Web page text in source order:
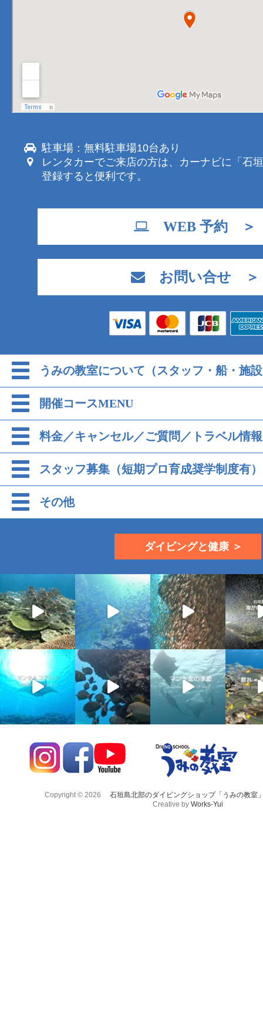
駐車場：無料駐車場10台あり
レンタカーでご来店の方は、カーナビに「石
登録すると便利です。
WEB 予約 ＞
お問い合せ ＞
うみの教室について（スタッフ・船・施
開催コースMENU
料金／キャンセル／ご質問／トラベル情報
スタッフ募集（短期プロ育成奨学制度有）
その他
ダイビングと健康 ＞
Copyright © 2026
石垣島北部のダイビングショップ「うみの教室
Creative by Works-Yui